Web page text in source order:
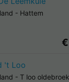
- Hattem
't Loo
- T loo oldebroek